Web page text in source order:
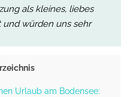
als kleines, liebes
und würden uns sehr
Urlaub am Bodensee: